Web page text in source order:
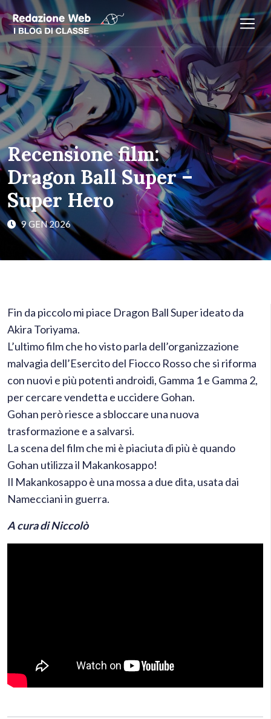
Recensione film:
Dragon Ball Super –
Super Hero
9 GEN 2026
Fin da piccolo mi piace Dragon Ball Super ideato da
Akira Toriyama.
L’ultimo film che ho visto parla dell’organizzazione
malvagia dell’Esercito del Fiocco Rosso che si riforma
con nuovi e più potenti androidi, Gamma 1 e Gamma 2,
per cercare vendetta e uccidere Gohan.
Gohan però riesce a sbloccare una nuova
trasformazione e a salvarsi.
La scena del film che mi è piaciuta di più è quando
Gohan utilizza il Makankosappo!
Il Makankosappo è una mossa a due dita, usata dai
Namecciani in guerra.
A cura di Niccolò